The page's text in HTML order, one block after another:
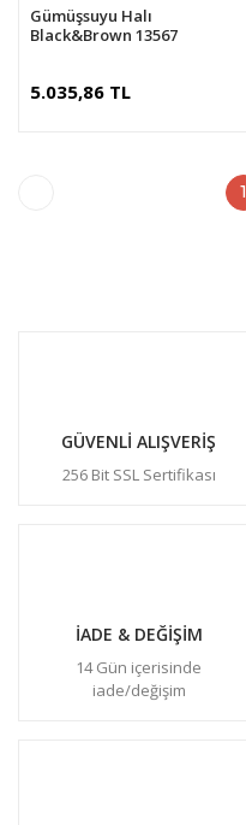
Gümüşsuyu Halı
Black&Brown 13567
5.035,86 TL
1
GÜVENLİ ALIŞVERİŞ
256 Bit SSL Sertifikası
İADE & DEĞİŞİM
14 Gün içerisinde
iade/değişim